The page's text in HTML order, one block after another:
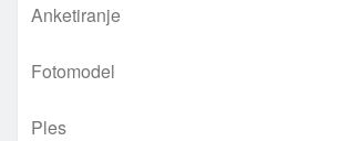
Anketiranje
Fotomodel
Ples